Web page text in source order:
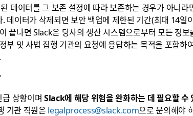
데이터를 그 보존 설정에 따라 보존하는 경우가 아니라
데이터가 삭제되면 보안 백업에 제한된 기간(최대 14일
끝나면 Slack은 당사의 생산 시스템으로부터 모든 정보
부 및 사법 집행 기관의 요청에 응답하는 목적을 포함하
상황이며 Slack에 해당 위험을 완화하는 데 필요할 수
기관 직원은 legalprocess@slack.com으로 문의해야